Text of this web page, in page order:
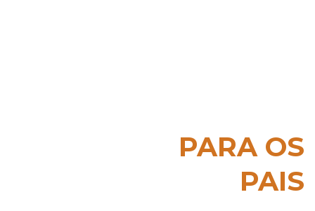
PARA OS
PAIS